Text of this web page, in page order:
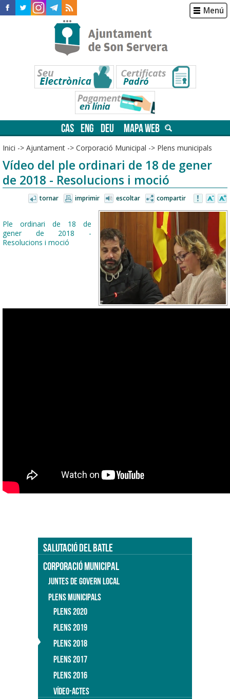
Menú
CAS ENG DEU MAPA WEB
Inici -> Ajuntament -> Corporació Municipal -> Plens municipals
Vídeo del ple ordinari de 18 de gener
de 2018 - Resolucions i moció
tornar imprimir escoltar compartir
Ple ordinari de 18 de
gener de 2018 -
Resolucions i moció
SALUTACIÓ DEL BATLE
CORPORACIÓ MUNICIPAL
JUNTES DE GOVERN LOCAL
PLENS MUNICIPALS
PLENS 2020
PLENS 2019
PLENS 2018
PLENS 2017
PLENS 2016
VÍDEO-ACTES